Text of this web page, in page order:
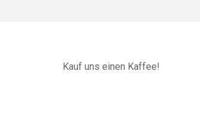
Kauf uns einen Kaffee!